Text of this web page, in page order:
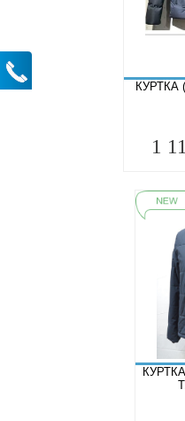
КУРТКА
1